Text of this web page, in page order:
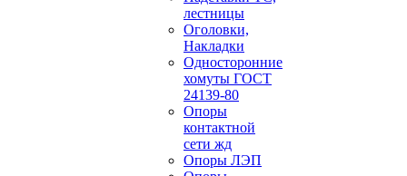
лестницы
Оголовки,
Накладки
Односторонние
хомуты ГОСТ
24139-80
Опоры
контактной
сети жд
Опоры ЛЭП